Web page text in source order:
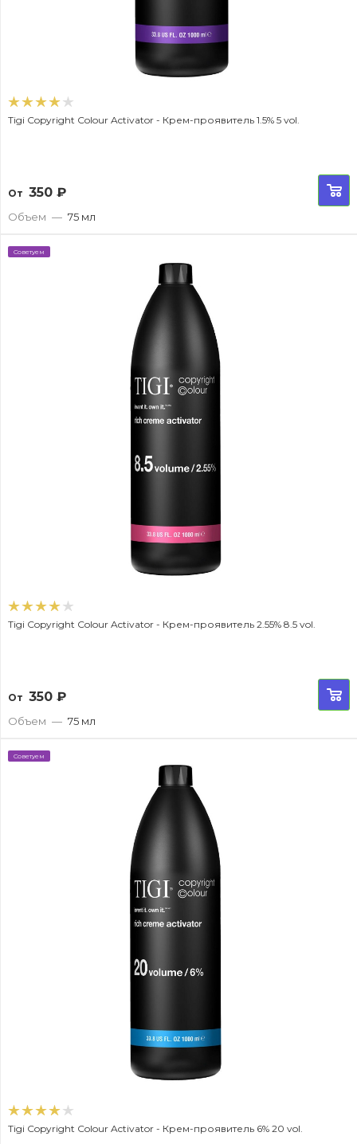
Tigi Copyright Colour Activator - Крем-проявитель 1.5% 5 vol.
От 350 ₽
Объем — 75 мл
Советуем
Tigi Copyright Colour Activator - Крем-проявитель 2.55% 8.5 vol.
От 350 ₽
Объем — 75 мл
Советуем
Tigi Copyright Colour Activator - Крем-проявитель 6% 20 vol.